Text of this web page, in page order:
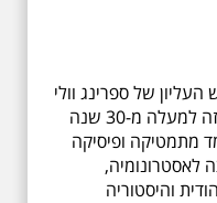
של ספרינג וולי
בניו-יורק, משמש כמורה וכמרצה זה למעלה מ-30 שנה
מתמטיקה ופיסיקה
לאסטרונומיה,
והיסטוריה